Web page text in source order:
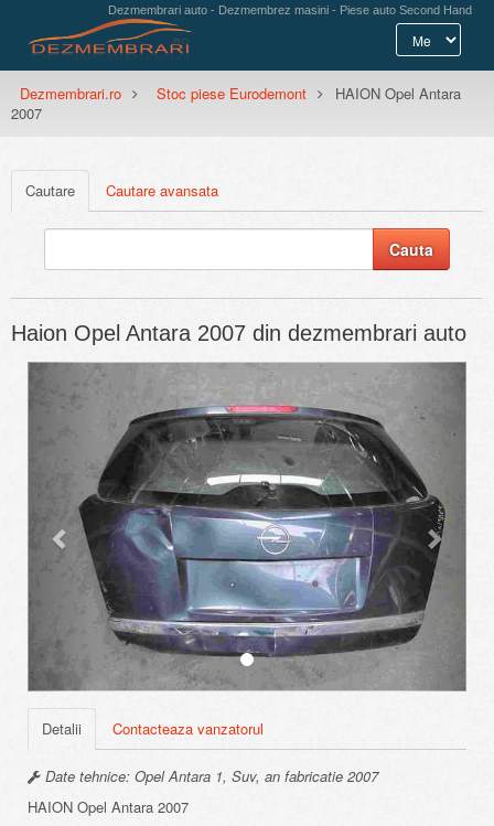
Dezmembrari auto - Dezmembrez masini - Piese auto Second Hand
Dezmembrari.ro Stoc piese Eurodemont
HAION Opel Antara
2007
Cautare Cautare avansata
Haion Opel Antara 2007 din dezmembrari auto
Previous Next
Detalii Contacteaza vanzatorul
Date tehnice: Opel Antara 1, Suv, an fabricatie 2007
HAION Opel Antara 2007